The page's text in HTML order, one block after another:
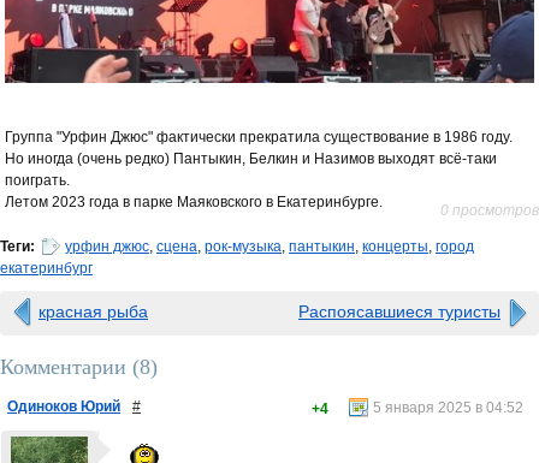
Группа "Урфин Джюс" фактически прекратила существование в 1986 году.
Но иногда (очень редко) Пантыкин, Белкин и Назимов выходят всё-таки
поиграть.
Летом 2023 года в парке Маяковского в Екатеринбурге.
0 просмотров
Теги: урфин джюс, сцена, рок-музыка, пантыкин, концерты, город
екатеринбург
красная рыба Распоясавшиеся туристы
Комментарии (8)
Одиноков Юрий # 5 января 2025 в 04:52
+4